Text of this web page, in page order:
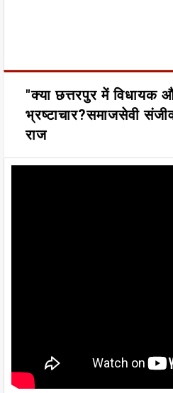
"क्या छत्तरपुर में विधायक
भ्रष्टाचार?समाजसेवी
राज